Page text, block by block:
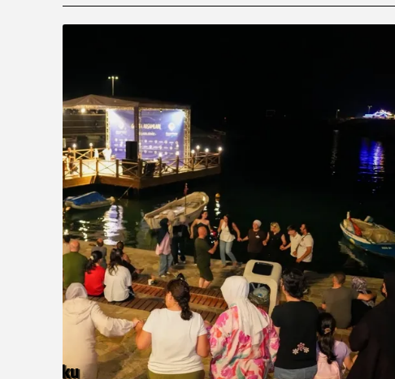
Akustik sahne yaz akşamlarına ritim katıyor